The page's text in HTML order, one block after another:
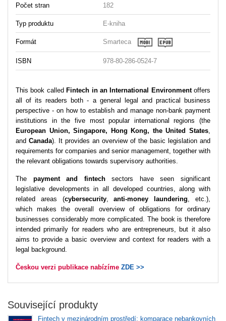
Počet stran 182
Typ produktu E-kniha
Formát Smarteca
ISBN 978-80-286-0524-7
This book called Fintech in an International Environmentoffers
all of its readers both - a general legal and practical business
perspective - on how to establish and manage non-bank payment
institutions in the five most popular international regions (the
European Union, Singapore, Hong Kong, the United States,
and Canada). It provides an overview of the basic legislation and
requirements for companies and senior management, together with
the relevant obligations towards supervisory authorities.
The payment and fintechsectors have seen significant
legislative developments in all developed countries, along with
related areas (cybersecurity,anti-money laundering, etc.),
which makes the overall overview of obligations for ordinary
businesses considerably more complicated. The book is therefore
intended primarily for readers who are entrepreneurs, but it also
aims to provide a basic overview and context for readers with a
legal background.
Českou verzi publikace nabízíme ZDE >>
Související produkty
Fintech v mezinárodním prostředí: komparace nebankovních